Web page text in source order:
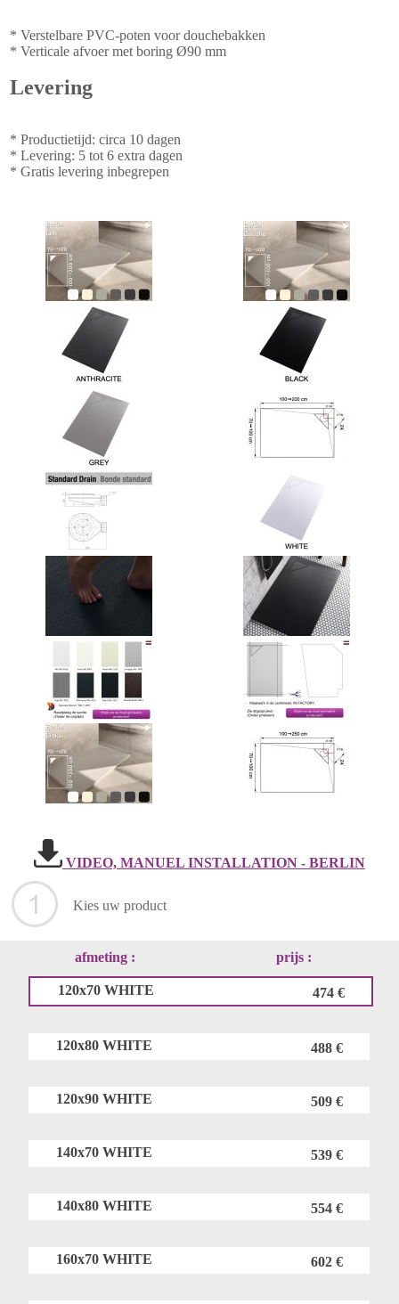
* Verstelbare PVC-poten voor douchebakken
* Verticale afvoer met boring Ø90 mm
Levering
* Productietijd: circa 10 dagen
* Levering: 5 tot 6 extra dagen
* Gratis levering inbegrepen
VIDEO, MANUEL INSTALLATION - BERLIN
Kies uw product
afmeting : prijs :
120x70 WHITE 474 €
120x80 WHITE 488 €
120x90 WHITE 509 €
140x70 WHITE 539 €
140x80 WHITE 554 €
160x70 WHITE 602 €